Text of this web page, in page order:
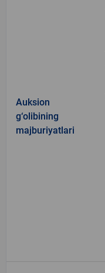
Auksion
g‘olibining
majburiyatlari